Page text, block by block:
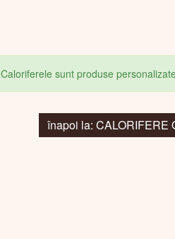
Caloriferele sunt produse
înapoi la: CALORIFERE